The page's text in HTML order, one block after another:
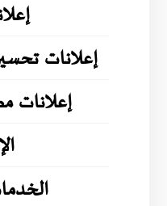
إعلانات
إعلانات